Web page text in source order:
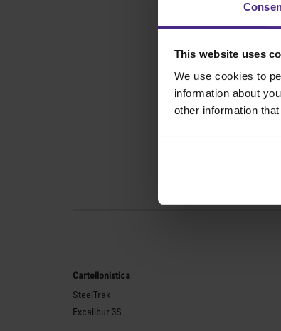
This website uses
We use cookies to
information about
other information
Cartellonistica
SteelTrak
Excalibur 3S